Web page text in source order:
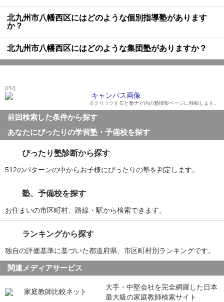
北九州市八幡西区にはどのような個別指導塾があります
か？
北九州市八幡西区にはどのような集団塾がありますか？
[PR]
※クリックすると塾ナビ内の塾情報ページに移動します。
前回検索した条件から探す
あなたにぴったりの学習塾・予備校を探す
ぴったり塾診断から探す
512のパターンの中からお子様にぴったりの塾を判定します。
塾、予備校を探す
お住まいの市区町村、路線・駅から検索できます。
ランキングから探す
独自の評価基準に基づいた都道府県、市区町村別ランキングです。
関連メディアサービス
大手・中堅会社を完全網羅した日本
最大級の家庭教師検索サイト